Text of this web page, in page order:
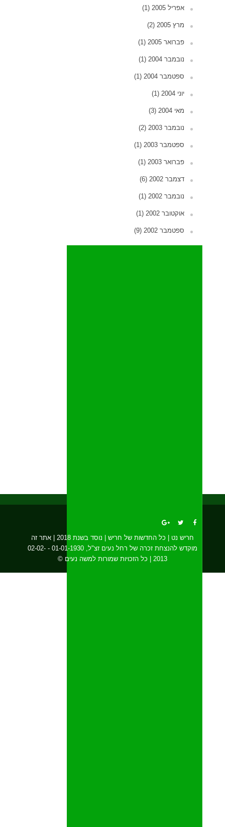
חריש נט | כל החדשות של חריש | נוסד בשנת 2018 | אתר זה
מוקדש להנצחת זכרה של רחל נעים זצ"ל, 01-01-1930 - 02-02-